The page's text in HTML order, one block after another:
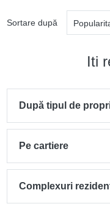
Sortare după
Iti
După tipul de
Pe cartiere
Complexuri